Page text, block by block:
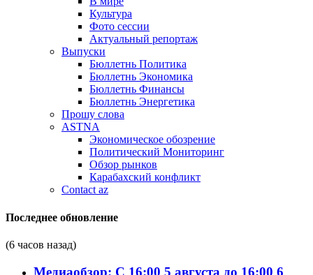
Культура
Фото сессии
Актуальный репортаж
Выпуски
Бюллетнь Политика
Бюллетнь Экономика
Бюллетнь Финансы
Бюллетнь Энергетика
Прошу слова
ASTNA
Экономическое обозрение
Политический Мониторинг
Обзор рынков
Карабахский конфликт
Contact az
Последнее обновление
(6 часов назад)
Медиаобзор: С 16:00 5 августа до 16:00 6